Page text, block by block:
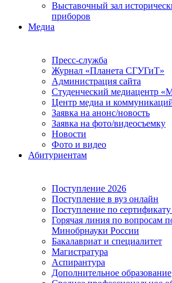
Выставочный зал
приборов
Медиа
Пресс-служба
Журнал «Планета СГУГиТ»
Администрация сайта
Студенческий медиацентр
Центр медиа и
Заявка на анонс/новость
Заявка на фото/видеосъемку
Новости
Фото и видео
Абитуриентам
Поступление 2026
Поступление в вуз онлайн
Поступление по
Горячая линия по вопросам
Минобрнауки России
Бакалавриат и специалитет
Магистратура
Аспирантура
Дополнительное образование